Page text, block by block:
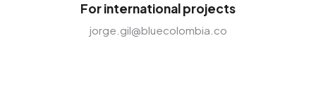
For international projects
jorge.gil@bluecolombia.co